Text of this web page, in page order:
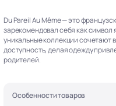
Du Pareil Au Même — это
зарекомендовал себя как символ
уникальные коллекции сочетают
доступность, делая одежду
родителей.
Особенности товаров